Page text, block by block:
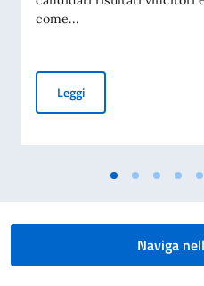
come...
LeggiBORSE DI STUDIO
Naviga